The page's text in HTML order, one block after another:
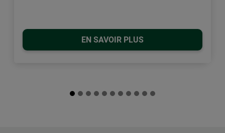
EN SAVOIR PLUS